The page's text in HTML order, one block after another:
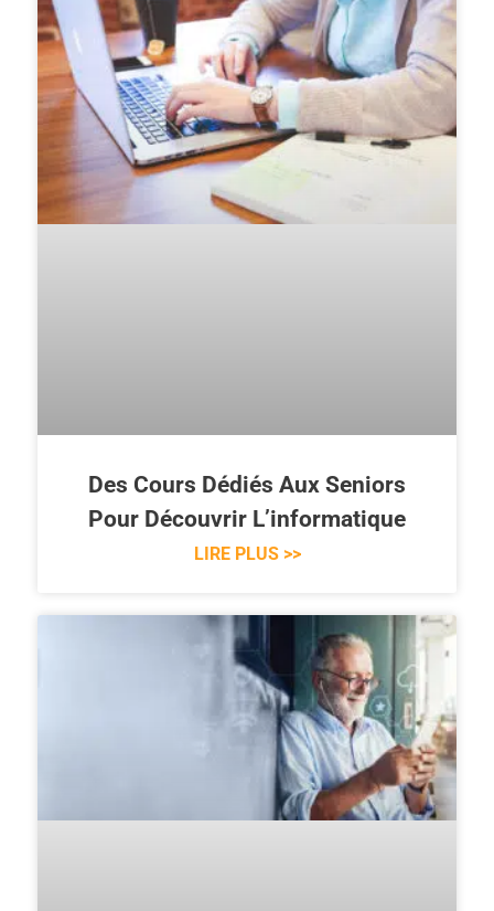
Des Cours Dédiés Aux Seniors
Pour Découvrir L’informatique
LIRE PLUS >>